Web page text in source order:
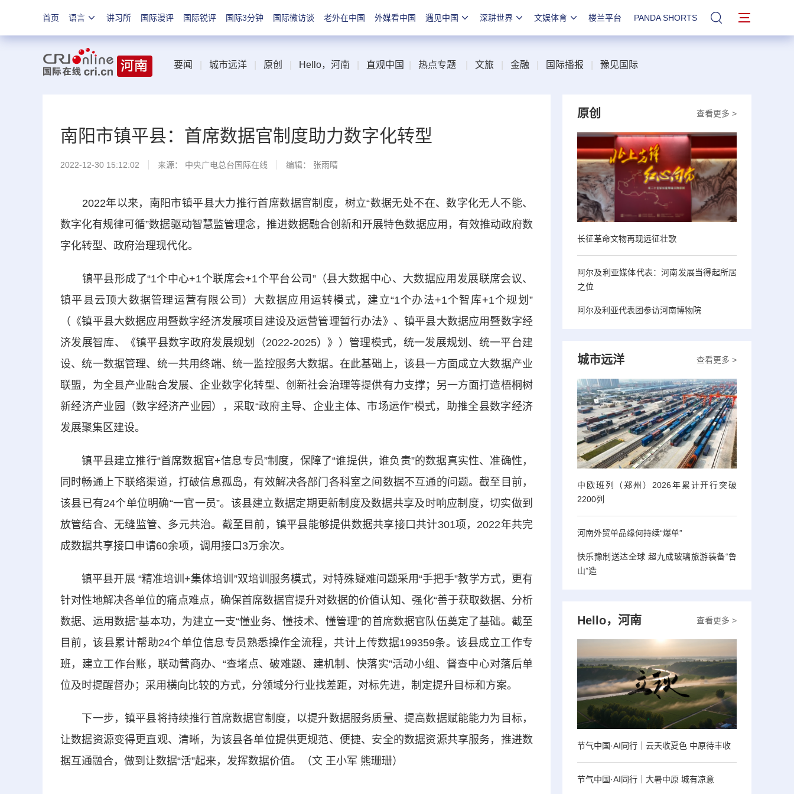
首页 语言 讲习所 国际漫评 国际锐评 国际3分钟 国际微访谈 老外在中国 外媒看中国 遇见中国 深耕世界 文娱体育 楼兰平台 PANDA SHORTS 站内搜索
要闻 城市远洋 原创 Hello，河南 直观中国 热点专题 文旅 金融 国际播报 豫见国际
南阳市镇平县：首席数据官制度助力数字化转型
2022-12-30 15:12:02 来源： 中央广电总台国际在线 编辑： 张雨晴
2022年以来，南阳市镇平县大力推行首席数据官制度，树立“数据无处不在、数字化无人不能、
数字化有规律可循”数据驱动智慧监管理念，推进数据融合创新和开展特色数据应用，有效推动政府数
字化转型、政府治理现代化。
镇平县形成了“1个中心+1个联席会+1个平台公司”（县大数据中心、大数据应用发展联席会议、
镇平县云顶大数据管理运营有限公司）大数据应用运转模式，建立“1个办法+1个智库+1个规划”
（《镇平县大数据应用暨数字经济发展项目建设及运营管理暂行办法》、镇平县大数据应用暨数字经
济发展智库、《镇平县数字政府发展规划（2022-2025）》）管理模式，统一发展规划、统一平台建
设、统一数据管理、统一共用终端、统一监控服务大数据。在此基础上，该县一方面成立大数据产业
联盟，为全县产业融合发展、企业数字化转型、创新社会治理等提供有力支撑；另一方面打造梧桐树
新经济产业园（数字经济产业园），采取“政府主导、企业主体、市场运作”模式，助推全县数字经济
发展聚集区建设。
镇平县建立推行“首席数据官+信息专员”制度，保障了“谁提供，谁负责”的数据真实性、准确性，
同时畅通上下联络渠道，打破信息孤岛，有效解决各部门各科室之间数据不互通的问题。截至目前，
该县已有24个单位明确“一官一员”。该县建立数据定期更新制度及数据共享及时响应制度，切实做到
放管结合、无缝监管、多元共治。截至目前，镇平县能够提供数据共享接口共计301项，2022年共完
成数据共享接口申请60余项，调用接口3万余次。
镇平县开展 “精准培训+集体培训”双培训服务模式，对特殊疑难问题采用“手把手”教学方式，更有
针对性地解决各单位的痛点难点，确保首席数据官提升对数据的价值认知、强化“善于获取数据、分析
数据、运用数据”基本功，为建立一支“懂业务、懂技术、懂管理”的首席数据官队伍奠定了基础。截至
目前，该县累计帮助24个单位信息专员熟悉操作全流程，共计上传数据199359条。该县成立工作专
班，建立工作台账，联动营商办、“查堵点、破难题、建机制、快落实”活动小组、督查中心对落后单
位及时提醒督办；采用横向比较的方式，分领域分行业找差距，对标先进，制定提升目标和方案。
下一步，镇平县将持续推行首席数据官制度，以提升数据服务质量、提高数据赋能能力为目标，
让数据资源变得更直观、清晰，为该县各单位提供更规范、便捷、安全的数据资源共享服务，推进数
据互通融合，做到让数据“活”起来，发挥数据价值。（文 王小军 熊珊珊）
查看更多 >
原创
长征革命文物再现远征壮歌
阿尔及利亚媒体代表：河南发展当得起所居
之位
阿尔及利亚代表团参访河南博物院
查看更多 >
城市远洋
中欧班列（郑州）2026年累计开行突破
2200列
河南外贸单品缘何持续“爆单”
快乐豫制送达全球 超九成玻璃旅游装备“鲁
山”造
查看更多 >
Hello，河南
节气中国·AI同行｜云天收夏色 中原待丰收
节气中国·AI同行｜大暑中原 城有凉意